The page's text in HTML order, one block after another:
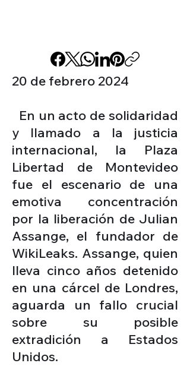
20 de febrero 2024
En un acto de solidaridad
y llamado a la justicia
internacional, la Plaza
Libertad de Montevideo
fue el escenario de una
emotiva concentración
por la liberación de Julian
Assange, el fundador de
WikiLeaks. Assange, quien
lleva cinco años detenido
en una cárcel de Londres,
aguarda un fallo crucial
sobre su posible
extradición a Estados
Unidos.